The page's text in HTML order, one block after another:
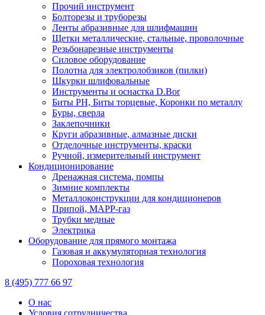
Прочий инструмент
Болторезы и труборезы
Ленты абразивные для шлифмашин
Щетки металлические, стальные, проволочные
Резьбонарезные инструменты
Силовое оборудование
Полотна для электролобзиков (пилки)
Шкурки шлифовальные
Инструменты и оснастка D.Bor
Биты PH, Биты торцевые, Коронки по металлу
Буры, сверла
Заклепочники
Круги абразивные, алмазные диски
Отделочные инструменты, краски
Ручной, измерительный инструмент
Кондиционирование
Дренажная система, помпы
Зимние комплекты
Металлоконструкции для кондиционеров
Припой, МАРР-газ
Трубки медные
Электрика
Оборудование для прямого монтажа
Газовая и аккумуляторная технология
Пороховая технология
8 (495) 777 66 97
О нас
Условия сотрудничества